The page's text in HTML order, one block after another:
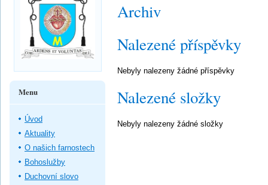
Archiv
Nalezené příspěvky
Nebyly nalezeny žádné příspěvky
Nalezené složky
Nebyly nalezeny žádné složky
Menu
Úvod
Aktuality
O našich farnostech
Bohoslužby
Duchovní slovo